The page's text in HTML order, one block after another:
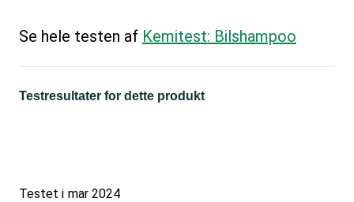
Se hele testen af Kemitest: Bilshampoo
Testresultater for dette produkt
Testet i mar 2024